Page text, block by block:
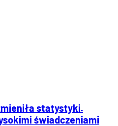
statystyki.
świadczeniami